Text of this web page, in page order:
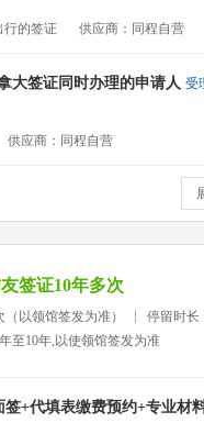
行的签证 供应商：同程自营
大签证同时办理的申请人 受
供应商：同程自营
签证10年多次
以领馆签发为准）
停留时长
至10年,以使领馆签发为准
签+代填表缴费预约+专业材